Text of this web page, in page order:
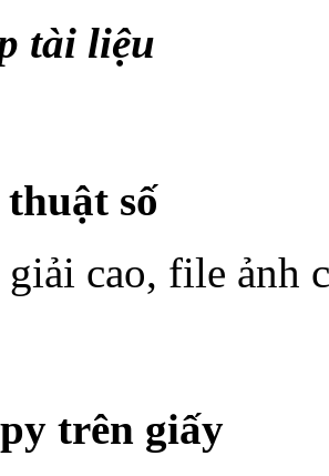
tài liệu
số
cao, file ảnh
trên giấy